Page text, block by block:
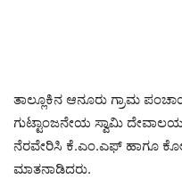
ತಾಲ್ಲೂಕಿನ ಆನೂರು ಗ್ರಾಮ
ಗುಟ್ಟಾಂಜನೇಯ ಸ್ವಾಮಿ
ನೆರವೇರಿಸಿ ಕೆ.ಎಂ.ಎಫ್ ಹಾಗೂ
ಮಾತನಾಡಿದರು.